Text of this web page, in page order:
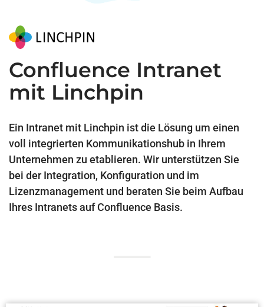
Confluence Intranet
mit Linchpin
Ein Intranet mit Linchpin ist die Lösung um einen
voll integrierten Kommunikationshub in Ihrem
Unternehmen zu etablieren. Wir unterstützen Sie
bei der Integration, Konfiguration und im
Lizenzmanagement und beraten Sie beim Aufbau
Ihres Intranets auf Confluence Basis.